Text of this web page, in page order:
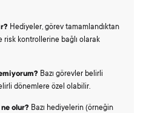
Hediyeler, görev tamamlandıktan
kontrollerine bağlı olarak
Bazı görevler belirli
dönemlere özel olabilir.
olur? Bazı hediyelerin (örneğin